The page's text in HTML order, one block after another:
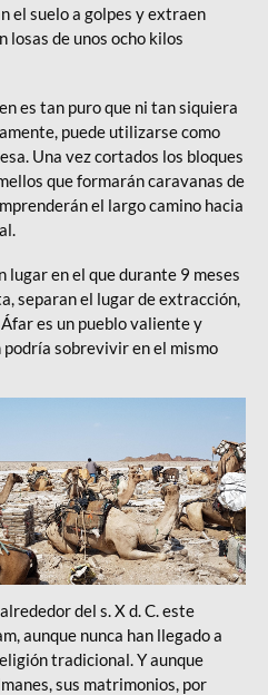
el suelo a golpes y extraen
losas de unos ocho kilos
es tan puro que ni tan siquiera
puede utilizarse como
Una vez cortados los bloques
que formarán caravanas de
el largo camino hacia
lugar en el que durante 9 meses
separan el lugar de extracción,
es un pueblo valiente y
sobrevivir en el mismo
del s. X d. C. este
aunque nunca han llegado a
tradicional. Y aunque
sus matrimonios, por